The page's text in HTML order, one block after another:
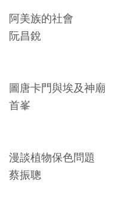
料
開
告
權
聲
阿美族的社會
阮昌銳
圖唐卡門與埃及神廟
首峯
漫談植物保色問題
蔡振聰